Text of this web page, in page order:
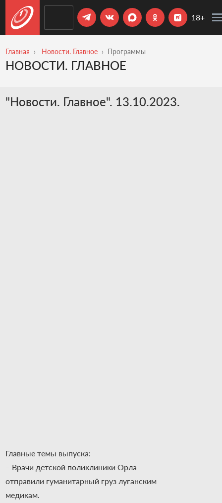
18+
Главная Новости. Главное Программы
НОВОСТИ. ГЛАВНОЕ
"Новости. Главное". 13.10.2023.
Главные темы выпуска:
– Врачи детской поликлиники Орла
отправили гуманитарный груз луганским
медикам.